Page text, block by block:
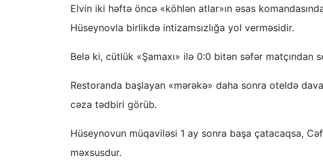
Elvin iki həftə öncə «köhlən atlar»ın əsas
Hüseynovla birlikdə intizamsızlığa yol verməsidir.
Belə ki, cütlük «Şamaxı» ilə 0:0 bitən səfər matçından
Restoranda başlayan «mərəkə» daha sonra oteldə
cəza tədbiri görüb.
Hüseynovun müqaviləsi 1 ay sonra başa çatacaqsa,
məxsusdur.